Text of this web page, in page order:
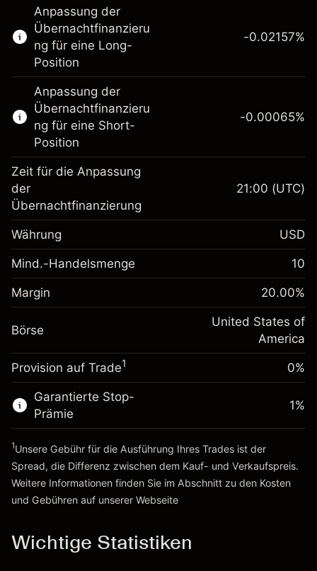
über CFDs und Knock-outs zur Verfügung.
Erfahren Sie mehr über:
CFDs
Knock-outs
Anpassung der
Übernachtfinanzieru
ng für eine Long-
Position
$1,000.00
Anpassung der
Übernachtfinanzierung
Gebühren aus
Positionswert
-0.021568
%
Positionsgröße mit Hebelwirkung
~$5,000.00
Geld aus Hebelwirkung ~
$4,000.00
Zur Plattform
-0.02157%
Anpassung der
Übernachtfinanzieru
ng für eine Short-
Position
Margin. Ihre Investition
Anpassung der
Übernachtfinanzierung
-0.000654
%
(-$0.03)
Positionsgröße mit Hebelwirkung
~$5,000.00
Geld aus Hebelwirkung ~
Zur Plattform
-0.00065%
Zeit für die Anpassung
der
Übernachtfinanzierung
21:00 (UTC)
Währung USD
Mind.-Handelsmenge 10
Margin 20.00%
Börse
United States of
America
Provision auf Trade1 0%
Garantierte Stop-
Prämie
1%
1Unsere Gebühr für die Ausführung Ihres Trades ist der
Spread, die Differenz zwischen dem Kauf- und Verkaufspreis.
Weitere Informationen finden Sie im Abschnitt zu den Kosten
und Gebühren auf unserer Webseite
Wichtige Statistiken